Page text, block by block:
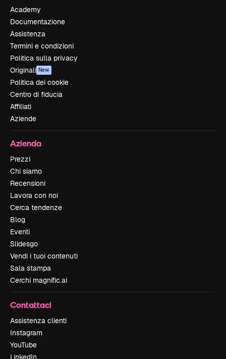
Academy
Documentazione
Assistenza
Termini e condizioni
Politica sulla privacy
Originali New
Politica dei cookie
Centro di fiducia
Affiliati
Aziende
Azienda
Prezzi
Chi siamo
Recensioni
Lavora con noi
Cerca tendenze
Blog
Eventi
Slidesgo
Vendi i tuoi contenuti
Sala stampa
Cerchi magnific.ai
Contattaci
Assistenza clienti
Instagram
YouTube
LinkedIn